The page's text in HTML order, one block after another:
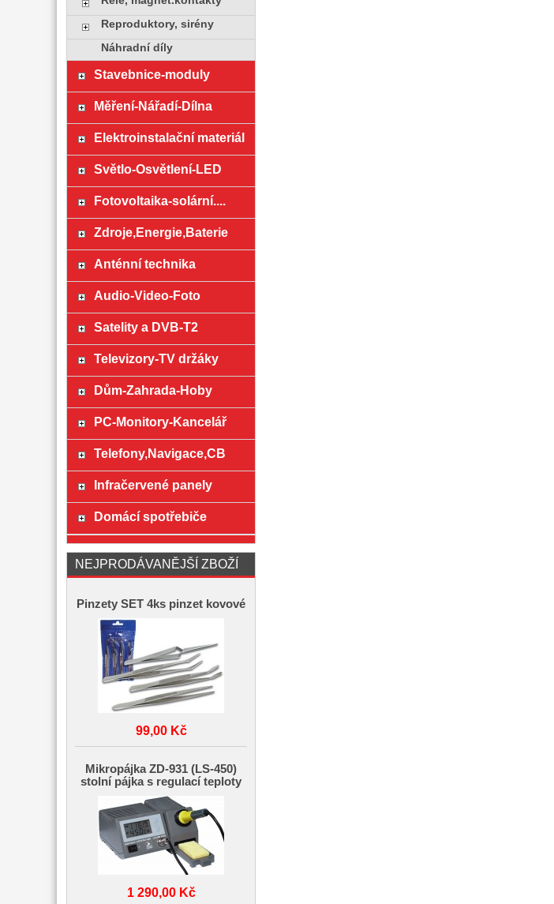
Reproduktory, sirény
Náhradní díly
Stavebnice-moduly
Měření-Nářadí-Dílna
Elektroinstalační materiál
Světlo-Osvětlení-LED
Fotovoltaika-solární....
Zdroje,Energie,Baterie
Anténní technika
Audio-Video-Foto
Satelity a DVB-T2
Televizory-TV držáky
Dům-Zahrada-Hoby
PC-Monitory-Kancelář
Telefony,Navigace,CB
Infračervené panely
Domácí spotřebiče
NEJPRODÁVANĚJŠÍ ZBOŽÍ
Pinzety SET 4ks pinzet kovové
99,00 Kč
Mikropájka ZD-931 (LS-450)
stolní pájka s regulací teploty
1 290,00 Kč